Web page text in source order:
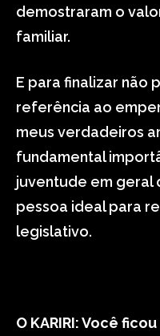
demostraram o
familiar.
E para finalizar não
referência ao
meus verdadeiros
fundamental
juventude em geral
pessoa ideal para
legislativo.
O KARIRI: Você